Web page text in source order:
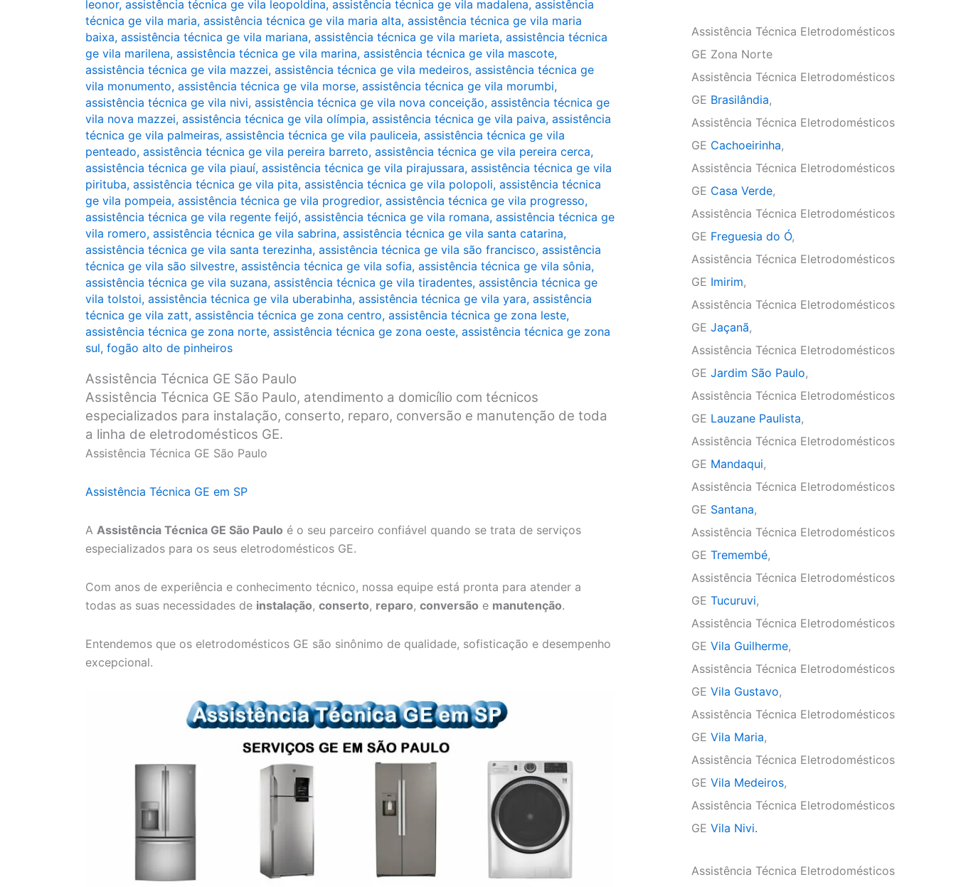
leonor, assistência técnica ge vila leopoldina, assistência técnica ge vila madalena, assistência
técnica ge vila maria, assistência técnica ge vila maria alta, assistência técnica ge vila maria
baixa, assistência técnica ge vila mariana, assistência técnica ge vila marieta, assistência técnica
ge vila marilena, assistência técnica ge vila marina, assistência técnica ge vila mascote,
assistência técnica ge vila mazzei, assistência técnica ge vila medeiros, assistência técnica ge
vila monumento, assistência técnica ge vila morse, assistência técnica ge vila morumbi,
assistência técnica ge vila nivi, assistência técnica ge vila nova conceição, assistência técnica ge
vila nova mazzei, assistência técnica ge vila olímpia, assistência técnica ge vila paiva, assistência
técnica ge vila palmeiras, assistência técnica ge vila pauliceia, assistência técnica ge vila
penteado, assistência técnica ge vila pereira barreto, assistência técnica ge vila pereira cerca,
assistência técnica ge vila piauí, assistência técnica ge vila pirajussara, assistência técnica ge vila
pirituba, assistência técnica ge vila pita, assistência técnica ge vila polopoli, assistência técnica
ge vila pompeia, assistência técnica ge vila progredior, assistência técnica ge vila progresso,
assistência técnica ge vila regente feijó, assistência técnica ge vila romana, assistência técnica ge
vila romero, assistência técnica ge vila sabrina, assistência técnica ge vila santa catarina,
assistência técnica ge vila santa terezinha, assistência técnica ge vila são francisco, assistência
técnica ge vila são silvestre, assistência técnica ge vila sofia, assistência técnica ge vila sônia,
assistência técnica ge vila suzana, assistência técnica ge vila tiradentes, assistência técnica ge
vila tolstoi, assistência técnica ge vila uberabinha, assistência técnica ge vila yara, assistência
técnica ge vila zatt, assistência técnica ge zona centro, assistência técnica ge zona leste,
assistência técnica ge zona norte, assistência técnica ge zona oeste, assistência técnica ge zona
sul, fogão alto de pinheiros
Assistência Técnica GE São Paulo
Assistência Técnica GE São Paulo, atendimento a domicílio com técnicos
especializados para instalação, conserto, reparo, conversão e manutenção de toda
a linha de eletrodomésticos GE.
Assistência Técnica GE São Paulo
Assistência Técnica GE em SP
A Assistência Técnica GE São Paulo é o seu parceiro confiável quando se trata de serviços
especializados para os seus eletrodomésticos GE.
Com anos de experiência e conhecimento técnico, nossa equipe está pronta para atender a
todas as suas necessidades de instalação, conserto, reparo, conversão e manutenção.
Entendemos que os eletrodomésticos GE são sinônimo de qualidade, sofisticação e desempenho
excepcional.
Assistência Técnica Eletrodomésticos
GE Zona Norte
Assistência Técnica Eletrodomésticos
GE Brasilândia,
Assistência Técnica Eletrodomésticos
GE Cachoeirinha,
Assistência Técnica Eletrodomésticos
GE Casa Verde,
Assistência Técnica Eletrodomésticos
GE Freguesia do Ó,
Assistência Técnica Eletrodomésticos
GE Imirim,
Assistência Técnica Eletrodomésticos
GE Jaçanã,
Assistência Técnica Eletrodomésticos
GE Jardim São Paulo,
Assistência Técnica Eletrodomésticos
GE Lauzane Paulista,
Assistência Técnica Eletrodomésticos
GE Mandaqui,
Assistência Técnica Eletrodomésticos
GE Santana,
Assistência Técnica Eletrodomésticos
GE Tremembé,
Assistência Técnica Eletrodomésticos
GE Tucuruvi,
Assistência Técnica Eletrodomésticos
GE Vila Guilherme,
Assistência Técnica Eletrodomésticos
GE Vila Gustavo,
Assistência Técnica Eletrodomésticos
GE Vila Maria,
Assistência Técnica Eletrodomésticos
GE Vila Medeiros,
Assistência Técnica Eletrodomésticos
GE Vila Nivi.
Assistência Técnica Eletrodomésticos